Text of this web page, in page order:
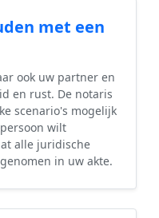
met een
ook uw partner en
en rust. De notaris
scenario's mogelijk
wilt
alle juridische
in uw akte.